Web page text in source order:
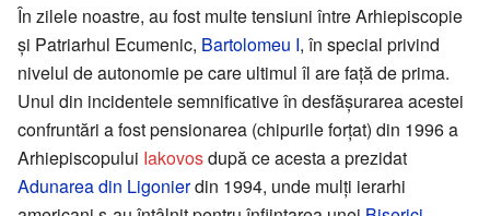
În zilele noastre, au fost multe tensiuni între Arhiepiscopie
şi Patriarhul Ecumenic, Bartolomeu I, în special privind
nivelul de autonomie pe care ultimul îl are faţă de prima.
Unul din incidentele semnificative în desfăşurarea acestei
confruntări a fost pensionarea (chipurile forţat) din 1996 a
Arhiepiscopului Iakovosdupă ce acesta a prezidat
Adunarea din Ligonierdin 1994, unde mulţi ierarhi